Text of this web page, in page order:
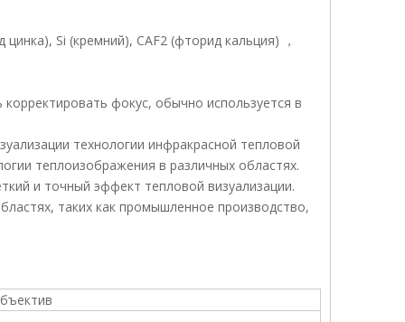
Si (кремний), CAF2 (фторид кальция) ，
фокус, обычно используется в
технологии инфракрасной тепловой
теплоизображения в различных областях.
и точный эффект тепловой визуализации.
таких как промышленное производство,